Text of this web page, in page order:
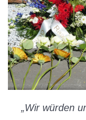
„Wir würden